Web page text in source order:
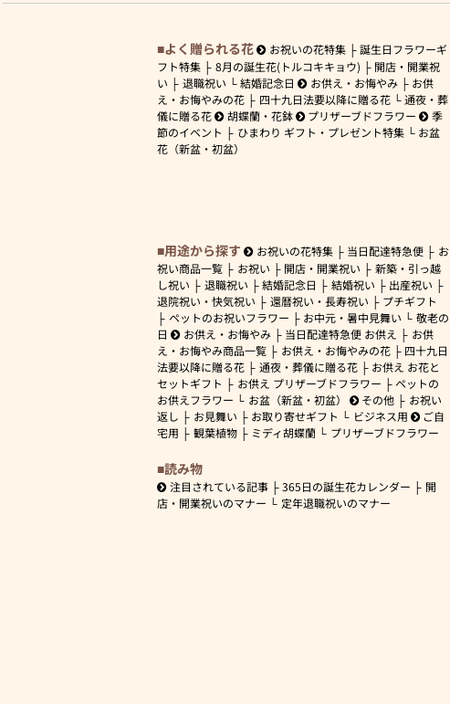
よく贈られる花 お祝いの花特集
誕生日フラワーギ
フト特集
8月の誕生花(トルコキキョウ)
開店・開業祝
い
退職祝い 結婚記念日 お供え・お悔やみ
お供
え・お悔やみの花
四十九日法要以降に贈る花
通夜・葬
儀に贈る花
胡蝶蘭・花鉢 プリザーブドフラワー
季
節のイベント
ひまわり ギフト・プレゼント特集
お盆
花（新盆・初盆）
用途から探す お祝いの花特集 当日配達特急便
お
祝い商品一覧
お祝い 開店・開業祝い
新築・引っ越
し祝い
退職祝い 結婚記念日 結婚祝い
出産祝い
退院祝い・快気祝い
還暦祝い・長寿祝い
プチギフト
ペットのお祝いフラワー
お中元・暑中見舞い
敬老の
日
お供え・お悔やみ 当日配達特急便 お供え
お供
え・お悔やみ商品一覧
お供え・お悔やみの花
四十九日
法要以降に贈る花
通夜・葬儀に贈る花
お供え お花と
セットギフト
お供え プリザーブドフラワー
ペットの
お供えフラワー
お盆（新盆・初盆） その他
お祝い
返し
お見舞い お取り寄せギフト ビジネス用
ご自
宅用
観葉植物 ミディ胡蝶蘭 プリザーブドフラワー
読み物
注目されている記事 365日の誕生花カレンダー
開
店・開業祝いのマナー
定年退職祝いのマナー